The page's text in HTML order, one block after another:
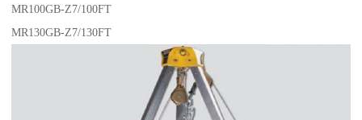
MR100GB-Z7/100FT
MR130GB-Z7/130FT